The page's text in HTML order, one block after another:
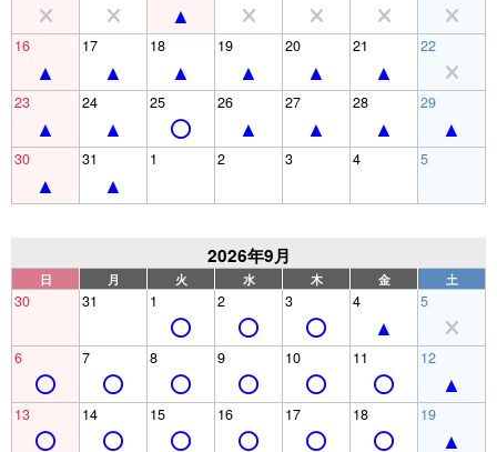
16 17 18 19 20 21 22
23 24 25 26 27 28 29
30 31 1 2 3 4 5
2026年9月
日 月 火 水 木 金 土
30 31 1 2 3 4 5
6 7 8 9 10 11 12
13 14 15 16 17 18 19